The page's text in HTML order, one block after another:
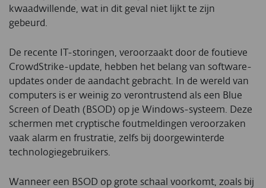
kwaadwillende, wat in dit geval niet lijkt te zijn
gebeurd.
De recente IT-storingen, veroorzaakt door de foutieve
CrowdStrike-update, hebben het belang van software-
updates onder de aandacht gebracht. In de wereld van
computers is er weinig zo verontrustend als een Blue
Screen of Death (BSOD) op je Windows-systeem. Deze
schermen met cryptische foutmeldingen veroorzaken
vaak alarm en frustratie, zelfs bij doorgewinterde
technologiegebruikers.
Wanneer een BSOD op grote schaal voorkomt, zoals bij